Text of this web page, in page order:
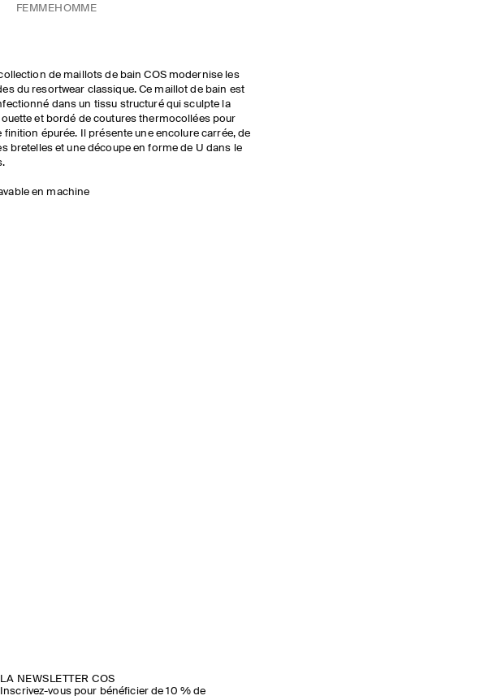
FEMMEHOMME
de maillots de bain COS modernise les
du resortwear classique. Ce maillot de bain est
dans un tissu structuré qui sculpte la
et bordé de coutures thermocollées pour
finition épurée. Il présente une encolure carrée, de
bretelles et une découpe en forme de U dans le
en machine
LA NEWSLETTER COS
Inscrivez-vous pour bénéficier de 10 % de